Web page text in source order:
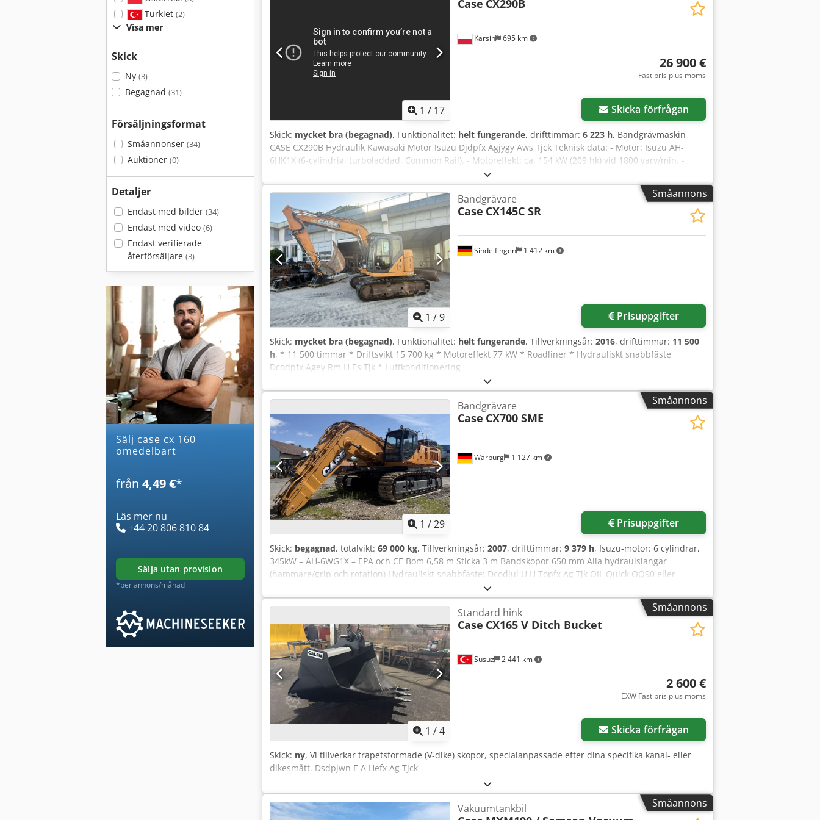
Turkiet (2)
Visa mer
Skick
Ny (3)
Begagnad (31)
Försäljningsformat
Småannonser (34)
Auktioner (0)
Detaljer
Endast med bilder (34)
Endast med video (6)
Endast verifierade
återförsäljare (3)
Sälj case cx 160
omedelbart
från 4,49 €*
Läs mer nu
+44 20 806 810 84
sälja utan provision
*per annons/månad
1 / 17
Karsin 695 km
Case CX290B
26 900 €
Fast pris plus moms
Skicka förfrågan
Skick: mycket bra (begagnad), Funktionalitet: helt fungerande, drifttimmar: 6 223 h, Bandgrävmaskin
CASE CX290B Hydraulik Kawasaki Motor Isuzu Djdpfx Agjygy Aws Tjck Teknisk data: - Motor: Isuzu AH-
6HK1X (6-cylindrig, turboladdad, Common Rail). - Motoreffekt: ca. 154 kW (209 hk) vid 1800 varv/min. -
Driftsvikt: ca. 29 100 kg - 30 000 kg (beroende på utrustning). - Hydrauliksystem: Variabla kolvpumpar
(Kawasaki) som garanterar smidiga och samordnade rörelser. - Maximal grävräckvidd: ca. 10,5 – 10,7 m. -
Maximal grävdjup: ca. 7,1 m. - Skopvolym: standard ca. 1,2 – 1,6 m³. - Drifttimmar: Original 6223 mth –
välskött maskin, regelbundet servad, mätaren är fullt fungerande och lättläst. Fördelar med CX290B-
modellen: - Hydrauliskt snabbfäste: Snabbt och effektivt byte av redskap utan att lämna hytten. - Komplett
hydraulikledning: Maskinen är utrustad med extra uttag på bommen för t.ex. hammare, sax eller grip. -
Förarkomfort: Rymlig hytt med utmärkt sikt och luftkonditionering. - Hållbarhet: Heavy Duty-chassi
utformat för krävande terräng. - Elektronik: Styrsystem med flera arbetslägen (H, S, E) för optimerad
bränsleförbrukning. Skick: Maskinen syns på bilderna, band och underrede i gott skick. Redo för
provkörning på plats.
Småannons
1 /9
Sindelfingen 1 412 km
Bandgrävare
Case CX145C SR
Prisuppgifter
Skick: mycket bra (begagnad), Funktionalitet: helt fungerande, Tillverkningsår: 2016, drifttimmar: 11 500
h, * 11 500 timmar * Driftsvikt 15 700 kg * Motoreffekt 77 kW * Roadliner * Hydrauliskt snabbfäste
Dcodpfx Agey Rm H Es Tjk * Luftkonditionering
Småannons
1 /29
Warburg 1 127 km
Bandgrävare
Case CX700 SME
Prisuppgifter
Skick: begagnad, totalvikt: 69 000 kg, Tillverkningsår: 2007, drifttimmar: 9 379 h, Isuzu-motor: 6 cylindrar,
345kW – AH-6WG1X – EPA och CE Bom 6,58 m Sticka 3 m Bandskopor 650 mm Alla hydraulslangar
(hammare/grip och rotation) Hydrauliskt snabbfäste: Dcodjul U H Topfx Ag Tjk OIL Quick OQ90 eller
Lehnhoff HS80 Schaktkopa – 4,55 m³ SAE Transportvikt 69 ton Transportbredd 3,93 m Arbetsbredd (4,14 m
med steg) Transporthöjd 4,37 m Maskinen har renoverats och reparerats i vår verkstad Rapport på
begäran Stor service utförd: alla oljor och filter bytta, inklusive 650 liter hydraulolja. CASE Tyskland mars
2026: Motorn har fått 6 nya spridare (faktura vid begäran)
Småannons
1 /4
Susuz 2 441 km
Standard hink
Case CX165 V Ditch Bucket
2 600 €
EXW Fast pris plus moms
Skicka förfrågan
Skick: ny, Vi tillverkar trapetsformade (V-dike) skopor, specialanpassade efter dina specifika kanal- eller
dikesmått. Dsdpjwn E A Hefx Ag Tjck
Småannons
Vakuumtankbil